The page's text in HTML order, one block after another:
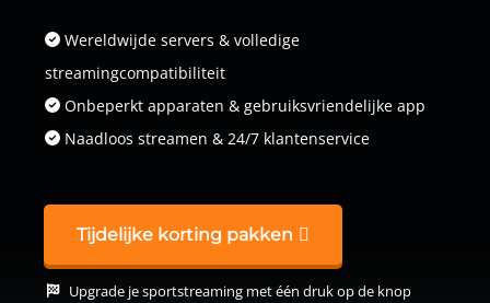
Wereldwijde servers & volledige
streamingcompatibiliteit
Onbeperkt apparaten & gebruiksvriendelijke app
Naadloos streamen & 24/7 klantenservice
Tijdelijke korting pakken
Upgrade je sportstreaming met één druk op de knop